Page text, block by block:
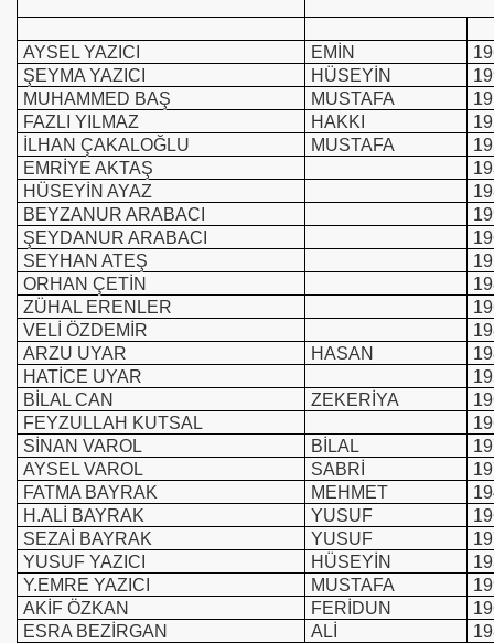
AYSEL YAZICI EMİN
ŞEYMA YAZICI
HÜSEYİN
MUHAMMED BAŞ
MUSTAFA
FAZLI YILMAZ
HAKKI
İLHAN ÇAKALOĞLU
MUSTAFA
EMRİYE AKTAŞ
HÜSEYİN AYAZ
BEYZANUR ARABACI
ŞEYDANUR ARABACI
SEYHAN ATEŞ
ORHAN ÇETİN
ZÜHAL ERENLER
VELİ ÖZDEMİR
ARZU UYAR
HASAN
HATİCE UYAR
BİLAL CAN
ZEKERİYA
FEYZULLAH KUTSAL
SİNAN VAROL
BİLAL
AYSEL VAROL
SABRİ
FATMA BAYRAK
MEHMET
H.ALİ BAYRAK
YUSUF
SEZAİ BAYRAK
YUSUF
YUSUF YAZICI
HÜSEYİN
Y.EMRE YAZICI
MUSTAFA
AKİF ÖZKAN
FERİDUN
ESRA BEZİRGAN
ALİ